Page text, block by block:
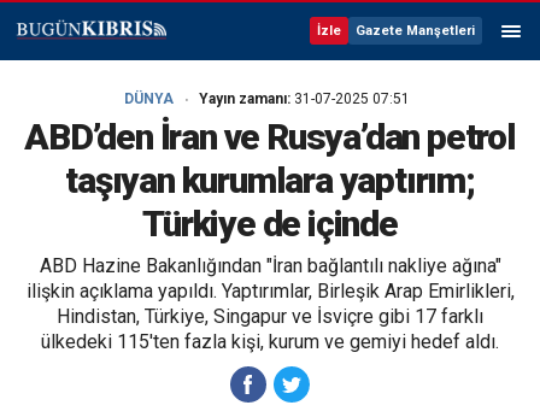
İzle Gazete Manşetleri
DÜNYA Yayın zamanı: 31-07-2025 07:51
ABD’den İran ve Rusya’dan petrol
taşıyan kurumlara yaptırım;
Türkiye de içinde
ABD Hazine Bakanlığından "İran bağlantılı nakliye ağına"
ilişkin açıklama yapıldı. Yaptırımlar, Birleşik Arap Emirlikleri,
Hindistan, Türkiye, Singapur ve İsviçre gibi 17 farklı
ülkedeki 115'ten fazla kişi, kurum ve gemiyi hedef aldı.